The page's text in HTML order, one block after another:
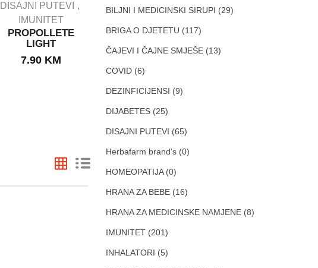
DISAJNI PUTEVI
IMUNITET
PROPOLLETE
LIGHT
7.90 KM
DEZINFICIJENSI
granule
OPĆU
300g
8.30 KM
BILJNI I MEDICINSKI SIRUPI (29)
BRIGA O DJETETU (117)
ČAJEVI I ČAJNE SMJEŠE (13)
COVID (6)
DEZINFICIJENSI (9)
DIJABETES (25)
DISAJNI PUTEVI (65)
Herbafarm brand's (0)
HOMEOPATIJA (0)
HRANA ZA BEBE (16)
HRANA ZA MEDICINSKE NAMJENE (8)
IMUNITET (201)
INHALATORI (5)